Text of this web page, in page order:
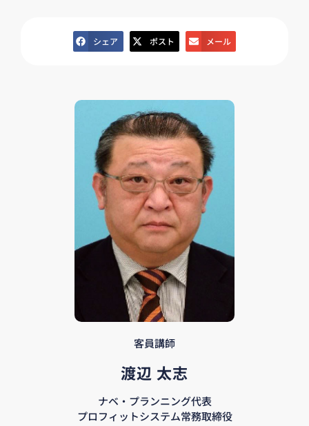
シェア ポスト メール
客員講師
渡辺 太志
ナベ・プランニング代表
プロフィットシステム常務取締役